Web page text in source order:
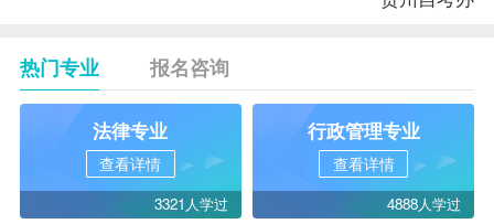
热门专业 报名咨询
法律专业
查看详情
3321人学过
行政管理专业
查看详情
4888人学过